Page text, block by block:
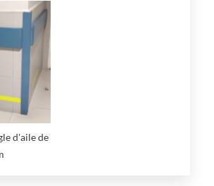
d'aile de